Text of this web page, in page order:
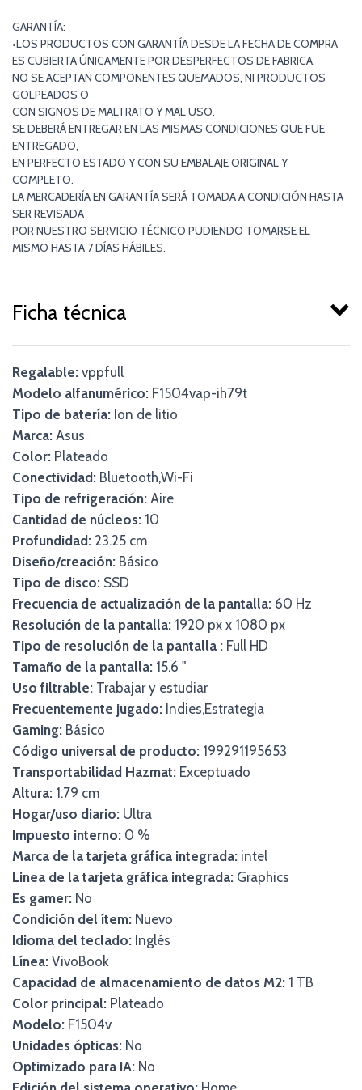
GARANTÍA:
•LOS PRODUCTOS CON GARANTÍA DESDE LA FECHA DE COMPRA
ES CUBIERTA ÚNICAMENTE POR DESPERFECTOS DE FABRICA.
NO SE ACEPTAN COMPONENTES QUEMADOS, NI PRODUCTOS
GOLPEADOS O
CON SIGNOS DE MALTRATO Y MAL USO.
SE DEBERÁ ENTREGAR EN LAS MISMAS CONDICIONES QUE FUE
ENTREGADO,
EN PERFECTO ESTADO Y CON SU EMBALAJE ORIGINAL Y
COMPLETO.
LA MERCADERÍA EN GARANTÍA SERÁ TOMADA A CONDICIÓN HASTA
SER REVISADA
POR NUESTRO SERVICIO TÉCNICO PUDIENDO TOMARSE EL
MISMO HASTA 7 DÍAS HÁBILES.
Ficha técnica
Regalable: vppfull
Modelo alfanumérico: F1504vap-ih79t
Tipo de batería: Ion de litio
Marca: Asus
Color: Plateado
Conectividad: Bluetooth,Wi-Fi
Tipo de refrigeración: Aire
Cantidad de núcleos: 10
Profundidad: 23.25 cm
Diseño/creación: Básico
Tipo de disco: SSD
Frecuencia de actualización de la pantalla: 60 Hz
Resolución de la pantalla: 1920 px x 1080 px
Tipo de resolución de la pantalla : Full HD
Tamaño de la pantalla: 15.6 "
Uso filtrable: Trabajar y estudiar
Frecuentemente jugado: Indies,Estrategia
Gaming: Básico
Código universal de producto: 199291195653
Transportabilidad Hazmat: Exceptuado
Altura: 1.79 cm
Hogar/uso diario: Ultra
Impuesto interno: 0 %
Marca de la tarjeta gráfica integrada: intel
Linea de la tarjeta gráfica integrada: Graphics
Es gamer: No
Condición del ítem: Nuevo
Idioma del teclado: Inglés
Línea: VivoBook
Capacidad de almacenamiento de datos M2: 1 TB
Color principal: Plateado
Modelo: F1504v
Unidades ópticas: No
Optimizado para IA: No